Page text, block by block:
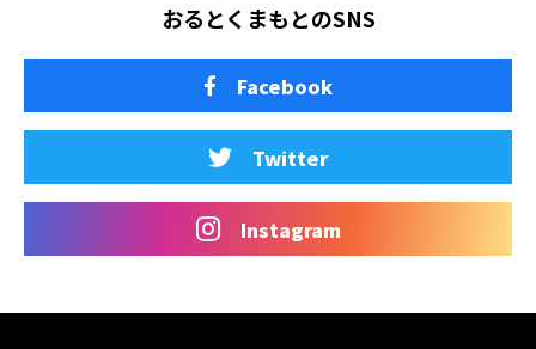
おるとくまもとのSNS
Facebook
Twitter
Instagram